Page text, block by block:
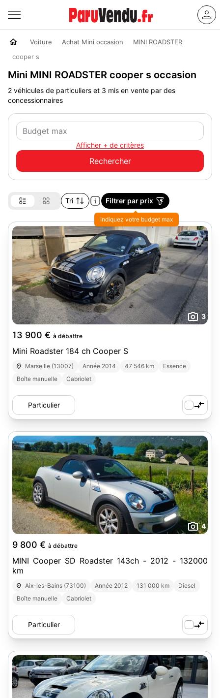
Voiture Achat Mini occasion
MINI ROADSTER
cooper s
Mini MINI ROADSTER cooper s occasion
2 véhicules de particuliers et 3 mis en vente par des
concessionnaires
Afficher + de critères
Tri Filtrer par prix
Indiquez votre budget max
3
13 900 € à débattre
Mini Roadster 184 ch Cooper S
Marseille (13007) Année 2014 47 546 km
Essence
Boîte manuelle
Cabriolet
Particulier
4
9 800 € à débattre
MINI Cooper SD Roadster 143ch - 2012 - 132000
km
Aix-les-Bains (73100) Année 2012 131 000 km
Diesel
Boîte manuelle
Cabriolet
Particulier